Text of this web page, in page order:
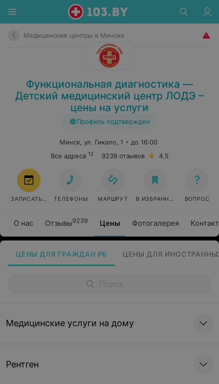
Медицинские центры в Минске
Функциональная диагностика —
Детский медицинский центр ЛОДЭ –
цены на услуги
Профиль подтвержден
О нас Отзывы9239 Цены Фотогалерея
Минск, ул. Гикало, 1
до 16:00
Все адреса 12 9239 отзывов 4.5
ЗАПИСАТЬСЯ ТЕЛЕФОНЫ МАРШРУТ В ИЗБРАННОЕ ВОПРОС
ЦЕНЫ ДЛЯ ГРАЖДАН РБ ЦЕНЫ ДЛЯ
Медицинские услуги на дому
Рентген